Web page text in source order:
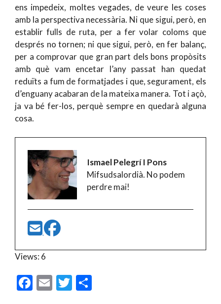
ens impedeix, moltes vegades, de veure les coses
amb la perspectiva necessària. Ni que sigui, però, en
establir fulls de ruta, per a fer volar coloms que
després no tornen; ni que sigui, però, en fer balanç,
per a comprovar que gran part dels bons propòsits
amb què vam encetar l’any passat han quedat
reduïts a fum de formatjades i que, segurament, els
d’enguany acabaran de la mateixa manera. Tot i açò,
ja va bé fer-los, perquè sempre en quedarà alguna
cosa.
Ismael Pelegrí I Pons
Mifsudsalordià. No podem
perdre mai!
Views: 6
F
E
T